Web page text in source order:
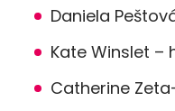
Daniela
Kate Winslet –
Catherine